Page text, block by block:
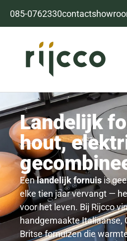
085-0762330contact
Landelijk
hout,
Eenlandelijk fornuis is
elke tien jaar vervangt —
voor het leven. Bij Rijcco
handgemaakte Italiaanse,
Britse fornuizen die